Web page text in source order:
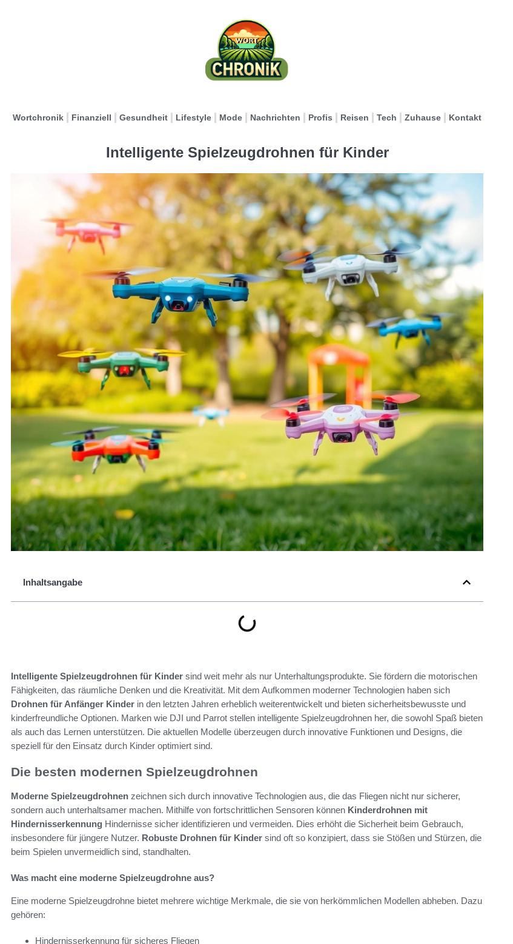
Wortchronik Finanziell Gesundheit Lifestyle Mode Nachrichten Profis Reisen Tech Zuhause Kontakt
Intelligente Spielzeugdrohnen für Kinder
Inhaltsangabe
Intelligente Spielzeugdrohnen für Kinder sind weit mehr als nur Unterhaltungsprodukte. Sie fördern die motorischen
Fähigkeiten, das räumliche Denken und die Kreativität. Mit dem Aufkommen moderner Technologien haben sich
Drohnen für Anfänger Kinder in den letzten Jahren erheblich weiterentwickelt und bieten sicherheitsbewusste und
kinderfreundliche Optionen. Marken wie DJI und Parrot stellen intelligente Spielzeugdrohnen her, die sowohl Spaß bieten
als auch das Lernen unterstützen. Die aktuellen Modelle überzeugen durch innovative Funktionen und Designs, die
speziell für den Einsatz durch Kinder optimiert sind.
Die besten modernen Spielzeugdrohnen
Moderne Spielzeugdrohnen zeichnen sich durch innovative Technologien aus, die das Fliegen nicht nur sicherer,
sondern auch unterhaltsamer machen. Mithilfe von fortschrittlichen Sensoren können Kinderdrohnen mit
Hindernisserkennung Hindernisse sicher identifizieren und vermeiden. Dies erhöht die Sicherheit beim Gebrauch,
insbesondere für jüngere Nutzer. Robuste Drohnen für Kinder sind oft so konzipiert, dass sie Stößen und Stürzen, die
beim Spielen unvermeidlich sind, standhalten.
Was macht eine moderne Spielzeugdrohne aus?
Eine moderne Spielzeugdrohne bietet mehrere wichtige Merkmale, die sie von herkömmlichen Modellen abheben. Dazu
gehören:
Hindernisserkennung für sicheres Fliegen